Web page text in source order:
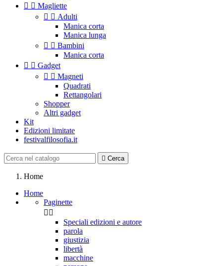
  Magliette
  Adulti
Manica corta
Manica lunga
  Bambini
Manica corta
  Gadget
  Magneti
Quadrati
Rettangolari
Shopper
Altri gadget
Kit
Edizioni limitate
festivalfilosofia.it
 Cerca
Home
Home
Paginette
 
Speciali edizioni e autore
parola
giustizia
libertà
macchine